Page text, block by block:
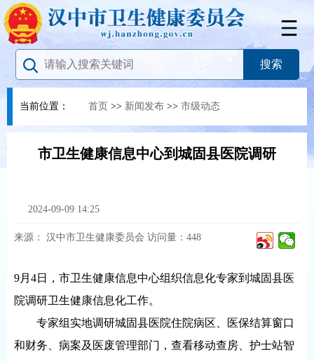
当前位置： 首页 >> 新闻发布 >> 市级动态
市卫生健康信息中心到城固县医院调研
2024-09-09 14:25
来源： 汉中市卫生健康委员会 访问量： 448
9月4日，市卫生健康信息中心组织信息化专家到城固县医
院调研卫生健康信息化工作。
专家组实地调研城固县医院住院病区、医保结算窗口
和财务、病案及医废管理部门，查看移动查房、护士站智